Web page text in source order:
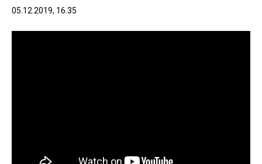
05.12.2019, 16.35